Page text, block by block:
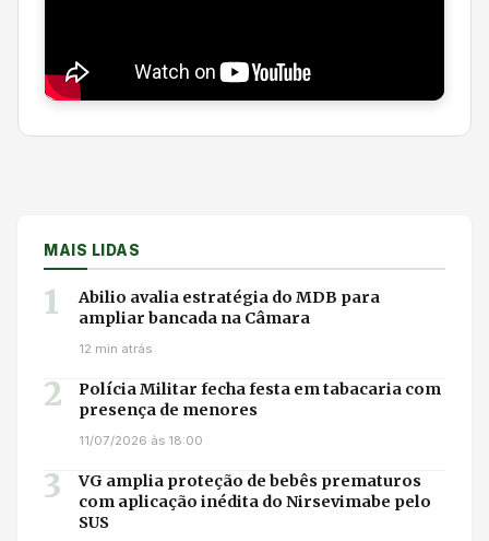
MAIS LIDAS
1
Abilio avalia estratégia do MDB para
ampliar bancada na Câmara
12 min atrás
2
Polícia Militar fecha festa em tabacaria com
presença de menores
11/07/2026 às 18:00
3
VG amplia proteção de bebês prematuros
com aplicação inédita do Nirsevimabe pelo
SUS